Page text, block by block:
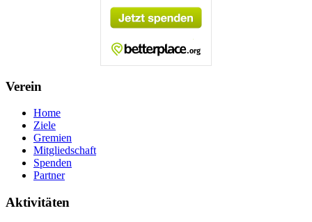
Verein
Home
Ziele
Gremien
Mitgliedschaft
Spenden
Partner
Aktivitäten